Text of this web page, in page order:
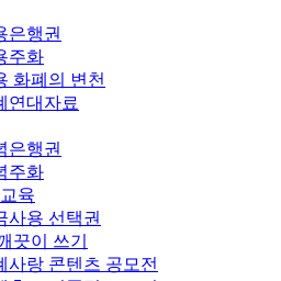
은행권
주화
화폐의 변천
연대자료
은행권
주화
육
사용 선택권
끗이 쓰기
사랑 콘텐츠 공모전